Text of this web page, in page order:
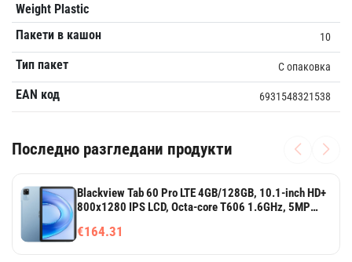
Weight Plastic
Пакети в кашон 10
Тип пакет С опаковка
EAN код 6931548321538
Последно разгледани продукти
Blackview Tab 60 Pro LTE 4GB/128GB, 10.1-inch HD+
800x1280 IPS LCD, Octa-core T606 1.6GHz, 5MP
Charging USB Type-C, Android 14, SD card slot, Blue
€164.31